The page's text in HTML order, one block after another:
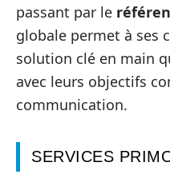
passant par le
globale permet à ses
solution clé en main
avec leurs objectifs
communication.
SERVICES